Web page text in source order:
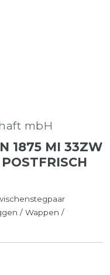
mbH
1875 MI 33ZW
/ Wappen /